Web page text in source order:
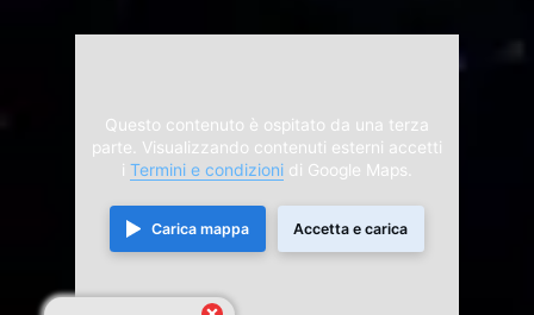
Questo contenuto è ospitato da una terza
parte. Visualizzando contenuti esterni accetti
i Termini e condizioni di Google Maps.
Carica mappa Accetta e carica